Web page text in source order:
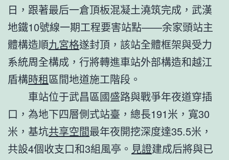
日，跟著最后一倉頂板混凝土澆筑完成，武漢
地鐵10號線一期工程要害站點——余家頭站主
體構造順九宮格遂封頂，該站全體框架與受力
系統周全構成，行將轉進車站外部構造和越江
盾構時租區間地道施工階段。
車站位于武昌區國盛路與戰爭年夜道穿插
口，為地下四層側式站臺，總長191米，寬30
米，基坑共享空間最年夜開挖深度達35.5米，
共設4個收支口和3組風亭。 見證建成后將與已